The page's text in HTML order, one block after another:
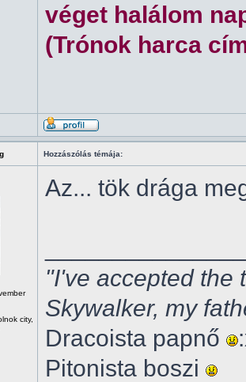
véget halálom
(Trónok harca
Hozzászólás témája:
city,
Az... tök drága
"I've accepted the
Skywalker, my
Dracoista papnő
Pitonista boszi